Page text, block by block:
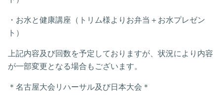
・お水と健康講座（トリム様よりお弁当＋お水プレゼン
ト）
上記内容及び回数を予定しておりますが、状況により内容
が一部変更となる場合もございます。
＊名古屋大会リハーサル及び日本大会＊